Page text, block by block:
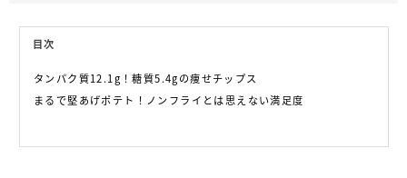
目次
タンパク質12.1g！糖質5.4gの痩せチップス
まるで堅あげポテト！ノンフライとは思えない満足度